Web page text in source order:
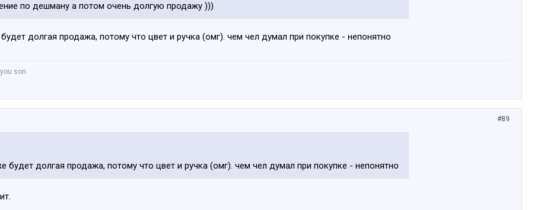
по дешману а потом очень долгую продажу )))
долгая продажа, потому что цвет и ручка (омг). чем чел думал при покупке - непонятно
son
#89
будет долгая продажа, потому что цвет и ручка (омг). чем чел думал при покупке - непонятно